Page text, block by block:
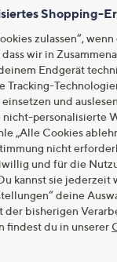
Allover-
SALE
1/1-
€
In
Shopping-
zulassen“,
wir in
Endgerät
Tracking-
und
nicht-personalisierte
„Alle Cookies
nicht
und für die
kannst sie jederzeit
deine
der bisherigen
findest du in unserer